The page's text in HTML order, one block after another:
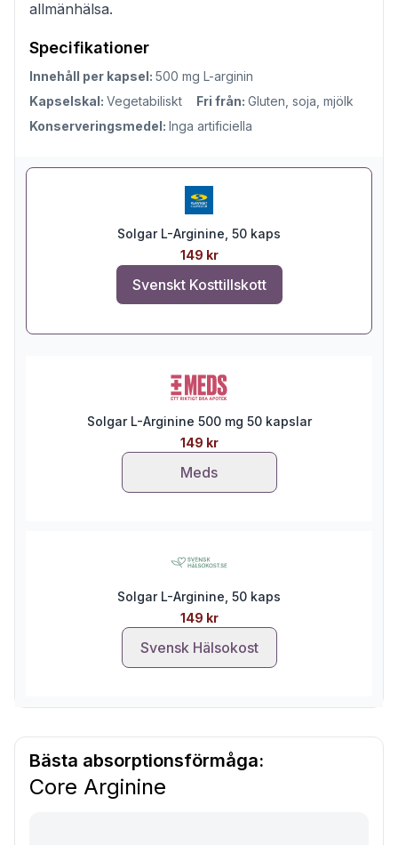
allmänhälsa.
Specifikationer
Innehåll per kapsel: 500 mg L-arginin
Kapselskal: Vegetabiliskt Fri från: Gluten, soja, mjölk
Konserveringsmedel: Inga artificiella
Solgar L-Arginine, 50 kaps
149 kr
Svenskt Kosttillskott
Solgar L-Arginine 500 mg 50 kapslar
149 kr
Meds
Solgar L-Arginine, 50 kaps
149 kr
Svensk Hälsokost
Bästa absorptionsförmåga:
Core Arginine